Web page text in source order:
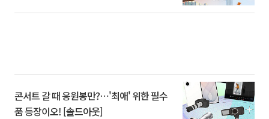
콘서트 갈 때 응원봉만?⋯'최애' 위한 필수
품 등장이오! [솔드아웃]